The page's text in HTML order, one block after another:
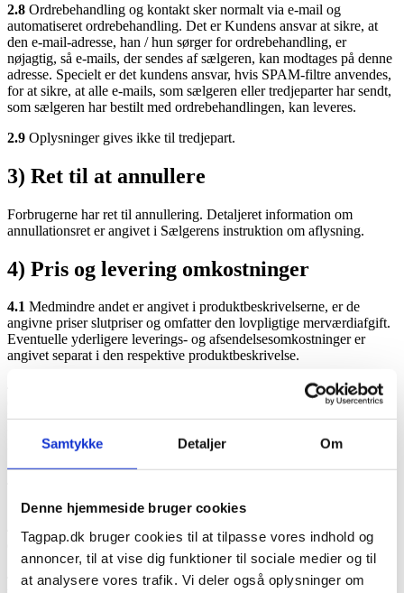
Samtykke Detaljer Om
Denne hjemmeside bruger cookies
Tagpap.dk bruger cookies til at tilpasse vores indhold og
annoncer, til at vise dig funktioner til sociale medier og til
at analysere vores trafik. Vi deler også oplysninger om
2.8 Ordrebehandling og kontakt sker normalt via e-mail og
automatiseret ordrebehandling. Det er Kundens ansvar at sikre, at
den e-mail-adresse, han / hun sørger for ordrebehandling, er
nøjagtig, så e-mails, der sendes af sælgeren, kan modtages på denne
adresse. Specielt er det kundens ansvar, hvis SPAM-filtre anvendes,
for at sikre, at alle e-mails, som sælgeren eller tredjeparter har sendt,
som sælgeren har bestilt med ordrebehandlingen, kan leveres.
2.9 Oplysninger gives ikke til tredjepart.
3) Ret til at annullere
Forbrugerne har ret til annullering. Detaljeret information om
annullationsret er angivet i Sælgerens instruktion om aflysning.
4) Pris og levering omkostninger
4.1 Medmindre andet er angivet i produktbeskrivelserne, er de
angivne priser slutpriser og omfatter den lovpligtige merværdiafgift.
Eventuelle yderligere leverings- og afsendelsesomkostninger er
angivet separat i den respektive produktbeskrivelse.
For leverancer til lande uden for EU kan der opstå yderligere
omkostninger, som ikke overstiger Sælgerens kontrol. De bæres af
kunden. Sådanne omkostninger er f.eks.
Pengeoverførselsomkostninger (overførselsgebyrer, vekselkurs) eller
told eller importafgifter.
4.4Hvis der er aftalt forudbetaling, skal betalingen forfalder straks
efter indgåelse af kontrakten.
4.5Når betalinger foretages ved hjælp af en betalingsmetode, der